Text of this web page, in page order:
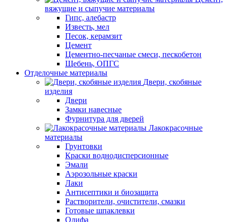
вяжущие и сыпучие материалы
Гипс, алебастр
Известь, мел
Песок, керамзит
Цемент
Цементно-песчаные смеси, пескобетон
Щебень, ОПГС
Отделочные материалы
Двери, скобяные
изделия
Двери
Замки навесные
Фурнитура для дверей
Лакокрасочные
материалы
Грунтовки
Краски воднодисперсионные
Эмали
Аэрозольные краски
Лаки
Антисептики и биозащита
Растворители, очистители, смазки
Готовые шпаклевки
Олифа